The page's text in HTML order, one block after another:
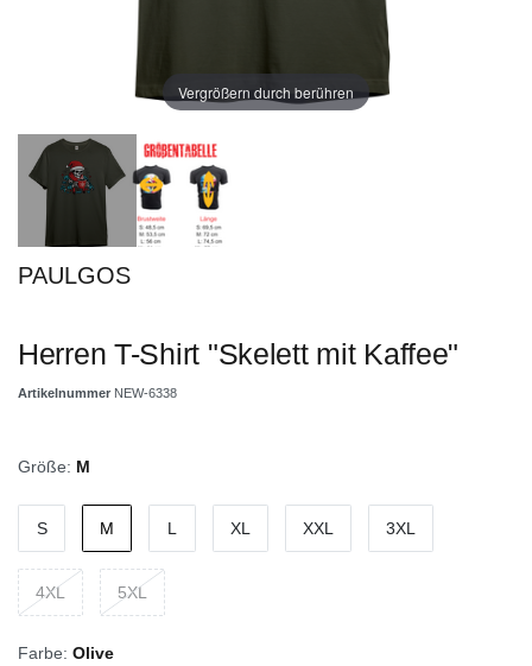
Vergrößern durch berühren
PAULGOS
Herren T-Shirt "Skelett mit Kaffee"
Artikelnummer NEW-6338
Größe: M
S M L XL XXL 3XL
4XL 5XL
Farbe: Olive